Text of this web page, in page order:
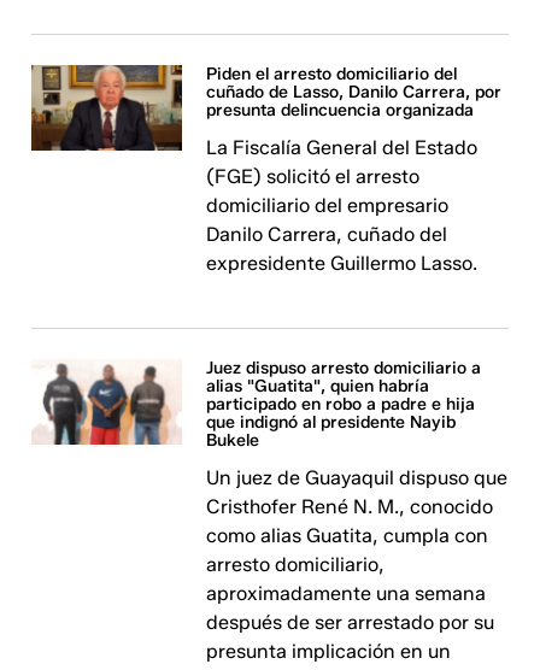
Piden el arresto domiciliario del
cuñado de Lasso, Danilo Carrera, por
presunta delincuencia organizada
La Fiscalía General del Estado
(FGE) solicitó el arresto
domiciliario del empresario
Danilo Carrera, cuñado del
expresidente Guillermo Lasso.
Juez dispuso arresto domiciliario a
alias "Guatita", quien habría
participado en robo a padre e hija
que indignó al presidente Nayib
Bukele
Un juez de Guayaquil dispuso que
Cristhofer René N. M., conocido
como alias Guatita, cumpla con
arresto domiciliario,
aproximadamente una semana
después de ser arrestado por su
presunta implicación en un